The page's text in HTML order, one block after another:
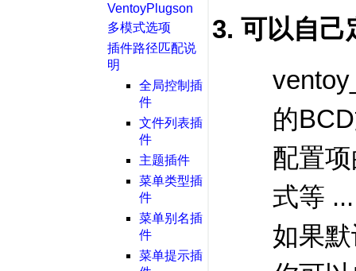
VentoyPlugson
多模式选项
插件路径匹配说
明
全局控制插
件
文件列表插
件
主题插件
菜单类型插
件
菜单别名插
件
菜单提示插
可以自
的
配置
式等 ...
如果